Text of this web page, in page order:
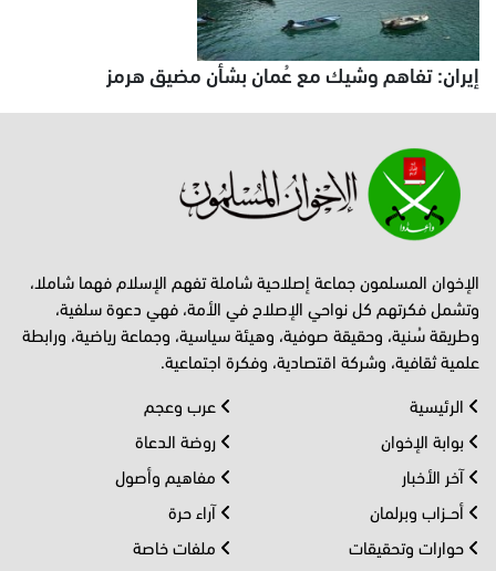
إيران: تفاهم وشيك مع عُمان بشأن مضيق هرمز
الإخوان المسلمون جماعة إصلاحية شاملة تفهم الإسلام فهما شاملا،
وتشمل فكرتهم كل نواحي الإصلاح في الأمة، فهي دعوة سلفية،
وطريقة سُنية، وحقيقة صوفية، وهيئة سياسية، وجماعة رياضية، ورابطة
علمية ثقافية، وشركة اقتصادية، وفكرة اجتماعية.
الرئيسية
بوابة الإخوان
آخر الأخبار
أحــزاب وبرلمان
حوارات وتحقيقات
عرب وعجم
روضة الدعاة
مفاهيم وأصول
آراء حرة
ملفات خاصة